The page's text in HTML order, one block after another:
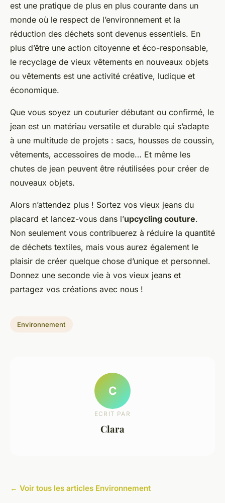
est une pratique de plus en plus courante dans un
monde où le respect de l’environnement et la
réduction des déchets sont devenus essentiels. En
plus d’être une action citoyenne et éco-responsable,
le recyclage de vieux vêtements en nouveaux objets
ou vêtements est une activité créative, ludique et
économique.
Que vous soyez un couturier débutant ou confirmé, le
jean est un matériau versatile et durable qui s’adapte
à une multitude de projets : sacs, housses de coussin,
vêtements, accessoires de mode… Et même les
chutes de jean peuvent être réutilisées pour créer de
nouveaux objets.
Alors n’attendez plus ! Sortez vos vieux jeans du
placard et lancez-vous dans l’upcycling couture.
Non seulement vous contribuerez à réduire la quantité
de déchets textiles, mais vous aurez également le
plaisir de créer quelque chose d’unique et personnel.
Donnez une seconde vie à vos vieux jeans et
partagez vos créations avec nous !
Environnement
C
ECRIT PAR
Clara
← Voir tous les articles Environnement